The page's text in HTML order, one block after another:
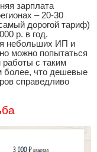
зарплата
– 20-30
дорогой тариф)
р. в год.
небольших ИП и
можно попытаться
работы с таким
более, что дешевые
справедливо